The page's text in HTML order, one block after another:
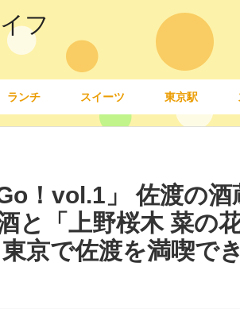
フ
ランチ スイーツ 東京駅
！vol.1」 佐渡の酒
と「上野桜木 菜の
京で佐渡を満喫で